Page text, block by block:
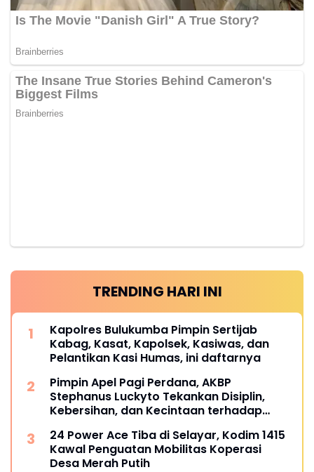
TRENDING HARI INI
Kapolres Bulukumba Pimpin Sertijab
Kabag, Kasat, Kapolsek, Kasiwas, dan
Pelantikan Kasi Humas, ini daftarnya
Pimpin Apel Pagi Perdana, AKBP
Stephanus Luckyto Tekankan Disiplin,
Kebersihan, dan Kecintaan terhadap
24 Power Ace Tiba di Selayar, Kodim 1415
Kawal Penguatan Mobilitas Koperasi
Desa Merah Putih